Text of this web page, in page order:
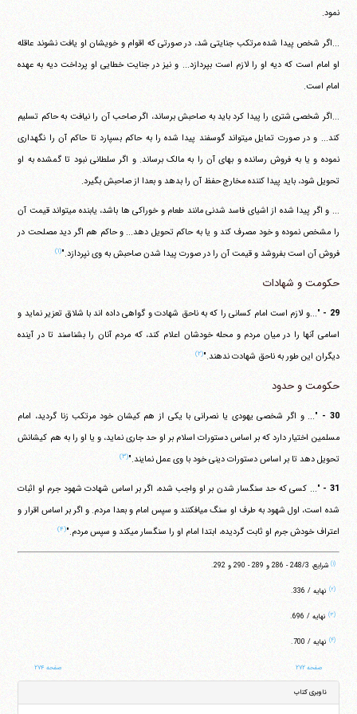
نمود.
...اگر شخص پیدا شده مرتکب جنایتی شد، در صورتی که اقوام و خویشان او یافت نشوند عاقله
او امام است که دیه او را لازم است بپردازد... و نیز در جنایت خطایی او پرداخت دیه به عهده
امام است.
...اگر شخصی شتری را پیدا کرد باید به صاحبش برساند، اگر صاحب آن را نیافت به حاکم تسلیم
کند... و در صورت تمایل می‎تواند گوسفند پیدا شده را به حاکم بسپارد تا حاکم آن را نگهداری
نموده و یا به فروش رسانده و بهای آن را به مالک برساند. و اگر سلطانی نبود تا گمشده به او
تحویل شود، باید پیدا کننده مخارج حفظ آن را بدهد و بعدا از صاحبش بگیرد.
... و اگر پیدا شده از اشیای فاسد شدنی مانند طعام و خوراکی ها باشد، یابنده می‎تواند قیمت آن
را مشخص نموده و خود مصرف کند و یا به حاکم تحویل دهد... و حاکم هم اگر دید مصلحت در
فروش آن است بفروشد و قیمت آن را در صورت پیدا شدن صاحبش به وی نپردازد."(۱)
حکومت و شهادات
29 -
"...و لازم است امام کسانی را که به ناحق شهادت و گواهی داده اند با شلاق تعزیر نماید و
اسامی آنها را در میان مردم و محله خودشان اعلام کند، که مردم آنان را بشناسند تا در آینده
دیگران این طور به ناحق شهادت ندهند."(۲)
حکومت و حدود
30 -
"... و اگر شخصی یهودی یا نصرانی با یکی از هم کیشان خود مرتکب زنا گردید، امام
مسلمین اختیار دارد که بر اساس دستورات اسلام بر او حد جاری نماید، و یا او را به هم کیشانش
تحویل دهد تا بر اساس دستورات دینی خود با وی عمل نمایند."(۳)
31 -
"... کسی که حد سنگسار شدن بر او واجب شده، اگر بر اساس شهادت شهود جرم او اثبات
شده است، اول شهود به طرف او سنگ می‎افکنند و سپس امام و بعدا مردم. و اگر بر اساس اقرار و
اعتراف خودش جرم او ثابت گردیده، ابتدا امام او را سنگسار می‎کند و سپس مردم."
(۴)
(۱) شرایع، ‏248/3 - 286 و 289 - 290 و 292.
(۲) نهایه / 336.
(۳) نهایه / 696.
(۴) نهایه / 700.
صفحه ۲۷۲ صفحه ۲۷۴
ناوبری کتاب